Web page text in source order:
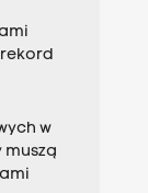
rekord
w
muszą